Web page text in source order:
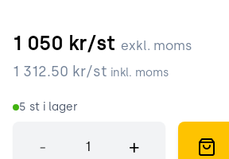
1 050 kr/st exkl. moms
1 312.50 kr/st inkl. moms
5 st i lager
- +